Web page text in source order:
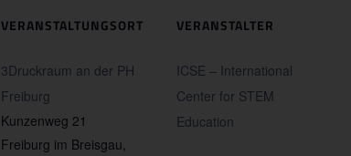
VERANSTALTUNGSORT
3Druckraum an der PH
Freiburg
Kunzenweg 21
Freiburg im Breisgau,
VERANSTALTER
ICSE – International
Center for STEM
Education